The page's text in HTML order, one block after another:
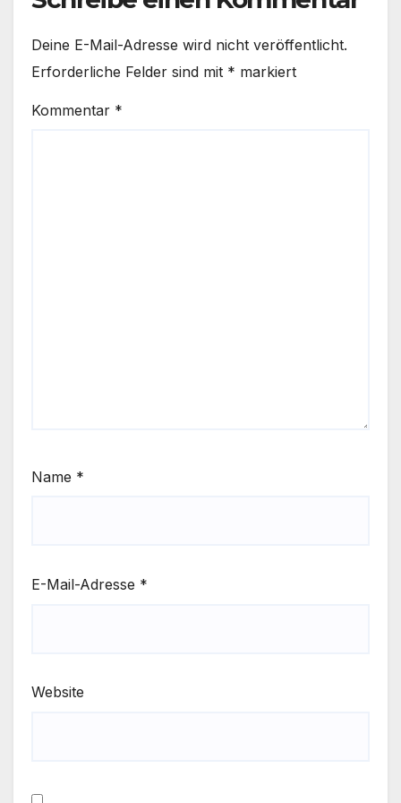
Deine E-Mail-Adresse wird nicht veröffentlicht.
Erforderliche Felder sind mit * markiert
Kommentar *
Name *
E-Mail-Adresse *
Website